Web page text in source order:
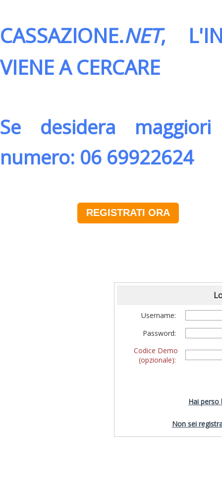
CASSAZIONE.NET,
VIENE A CERCARE
Se desidera
numero: 06 69922624
REGISTRATI ORA
Username:
Password:
Codice Demo
(opzionale):
Hai perso
Non sei